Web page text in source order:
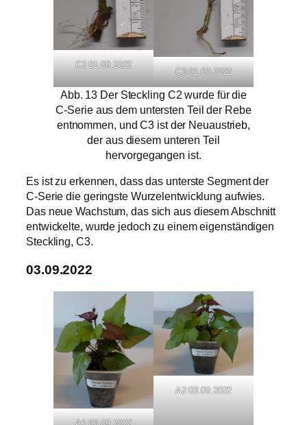
C2 01.09.2022
C3 01.09.2022
Abb. 13 Der Steckling C2 wurde für die
C-Serie aus dem untersten Teil der Rebe
entnommen, und C3 ist der Neuaustrieb,
der aus diesem unteren Teil
hervorgegangen ist.
Es ist zu erkennen, dass das unterste Segment der
C-Serie die geringste Wurzelentwicklung aufwies.
Das neue Wachstum, das sich aus diesem Abschnitt
entwickelte, wurde jedoch zu einem eigenständigen
Steckling, C3.
03.09.2022
A2 03.09.2022